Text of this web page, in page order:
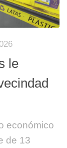
le
económico
de 13